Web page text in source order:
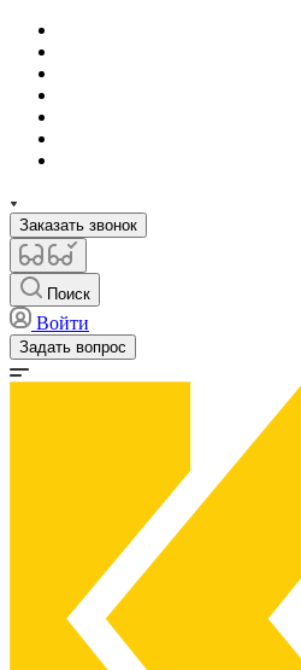
Заказать звонок
Поиск
Войти
Задать вопрос